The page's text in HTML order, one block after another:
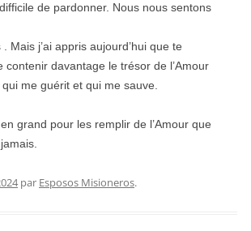
de pardonner. Nous nous sentons
Mais j’ai appris aujourd’hui que te
davantage le trésor de l’Amour
me guérit et qui me sauve.
grand pour les remplir de l’Amour que
par Esposos Misioneros.